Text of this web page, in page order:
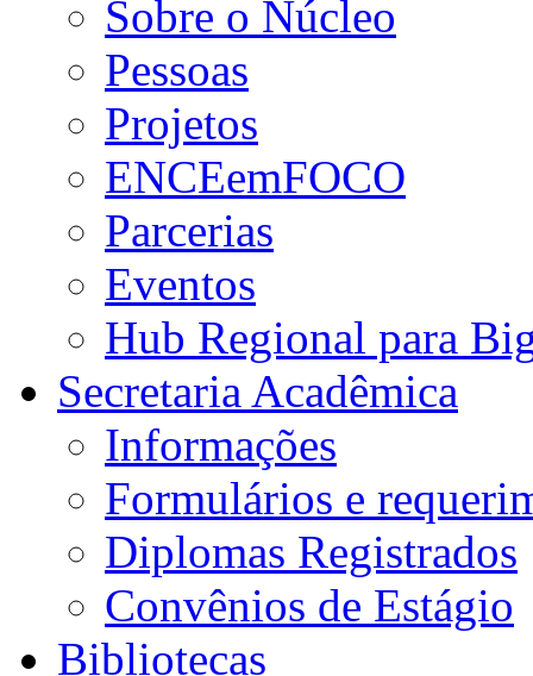
Sobre o Núcleo
Pessoas
Projetos
ENCEemFOCO
Parcerias
Eventos
Hub Regional para
Secretaria Acadêmica
Informações
Formulários e
Diplomas Registrados
Convênios de Estágio
Bibliotecas